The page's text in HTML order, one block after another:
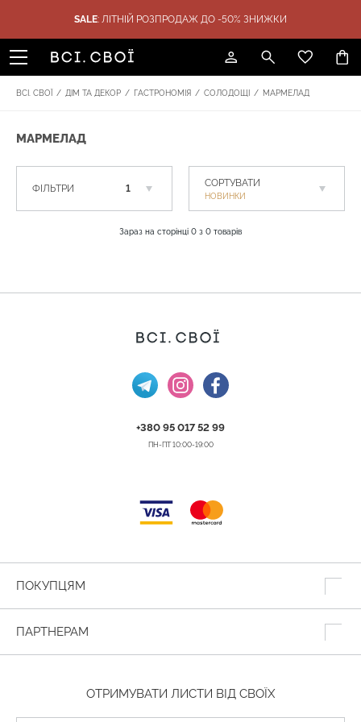
SALE: ЛІТНІЙ РОЗПРОДАЖ ДО -50% ЗНИЖКИ
ПОДАРУНКИ SALE БРЕНДИ
ВСІ. СВОЇ / ДІМ ТА ДЕКОР / ГАСТРОНОМІЯ / СОЛОДОЩІ / МАРМЕЛАД
МАРМЕЛАД
ФІЛЬТРИ 1 СОРТУВАТИ
НОВИНКИ
Зараз на сторінці 0 з 0 товарів
+380 95 017 52 99
ПН-ПТ 10:00-19:00
ПОКУПЦЯМ
ПАРТНЕРАМ
ОТРИМУВАТИ ЛИСТИ ВІД СВОЇХ